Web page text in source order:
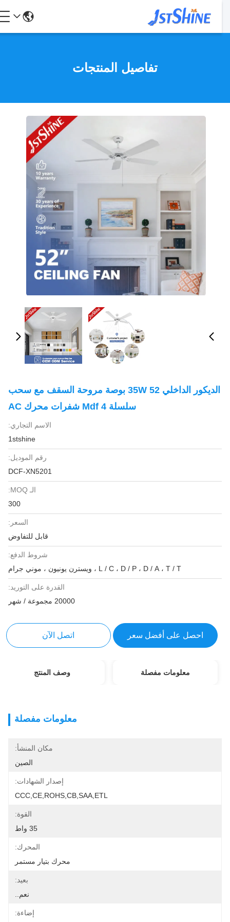
تفاصيل المنتجات
الديكور الداخلي 35W 52 بوصة مروحة السقف مع سحب
سلسلة 4 Mdf شفرات محرك AC
الاسم التجاري:
1stshine
رقم الموديل:
DCF-XN5201
الـ MOQ:
300
السعر:
قابل للتفاوض
شروط الدفع:
L / C ، D / P ، D / A ، T / T ، ويسترن يونيون ، موني جرام
القدرة على التوريد:
20000 مجموعة / شهر
احصل على أفضل سعر اتصل الآن
معلومات مفصلة وصف المنتج
معلومات مفصلة
مكان المنشأ:
الصين
إصدار الشهادات:
CCC,CE,ROHS,CB,SAA,ETL
القوة:
35 واط
المحرك:
محرك بتيار مستمر
بعيد:
نعم..
إضاءة: